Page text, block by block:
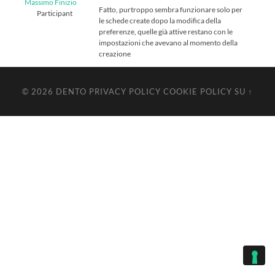
Massimo Finizio
Participant
Fatto, purtroppo sembra funzionare solo per
le schede create dopo la modifica della
preferenze, quelle già attive restano con le
impostazioni che avevano al momento della
creazione
© 2026 DENTO PRIVACY POLICY COOKIE POLICY SU ↑